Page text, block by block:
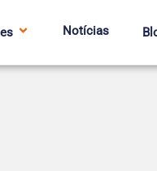
Notícias